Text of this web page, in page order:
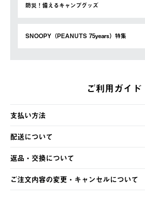
防災！備えるキャンプグッズ
SNOOPY（PEANUTS 75years）特集
ご利用ガイド
支払い方法
以下のいずれかの方法でお支払いいただけ
・クレジットカード決済
・コンビニ決済
・Pay-easy決済
配送について
【発送スケジュール】
ご注文・ご入金完了より2営業日以内に商
土日祝の発送はございませんので、木曜
の発送となる場合がございます。
返品・交換について
※お客様都合の場合
ご注文内容の変更・キャンセルについて